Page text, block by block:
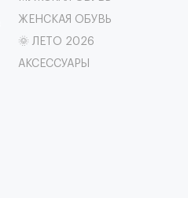
ЖЕНСКАЯ ОБУВЬ
🌞 ЛЕТО 2026
АКСЕССУАРЫ